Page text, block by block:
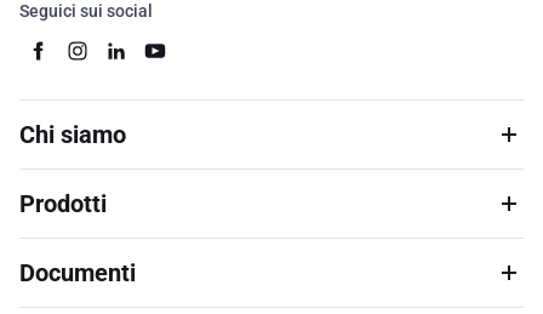
Seguici sui social
Chi siamo
Prodotti
Documenti